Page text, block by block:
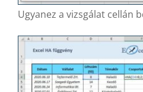
Ugyanez a vizsgálat cellán